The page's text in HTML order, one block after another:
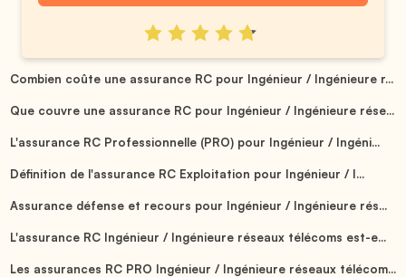
Combien coûte une assurance RC pour Ingénieur / Ingénieure r...
Que couvre une assurance RC pour Ingénieur / Ingénieure rése...
L'assurance RC Professionnelle (PRO) pour Ingénieur / Ingéni...
Définition de l'assurance RC Exploitation pour Ingénieur / I...
Assurance défense et recours pour Ingénieur / Ingénieure rés...
L'assurance RC Ingénieur / Ingénieure réseaux télécoms est-e...
Les assurances RC PRO Ingénieur / Ingénieure réseaux télécom...